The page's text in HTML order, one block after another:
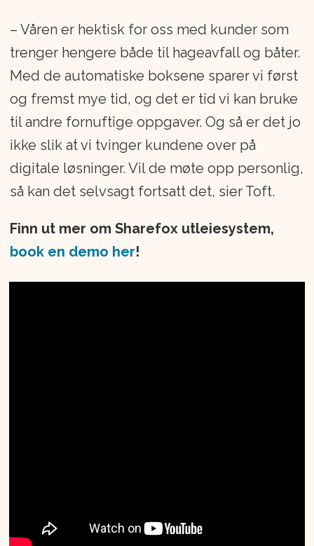
– Våren er hektisk for oss med kunder som
trenger hengere både til hageavfall og båter.
Med de automatiske boksene sparer vi først
og fremst mye tid, og det er tid vi kan bruke
til andre fornuftige oppgaver. Og så er det jo
ikke slik at vi tvinger kundene over på
digitale løsninger. Vil de møte opp personlig,
så kan det selvsagt fortsatt det, sier Toft.
Finn ut mer om Sharefox utleiesystem,
book en demo her!